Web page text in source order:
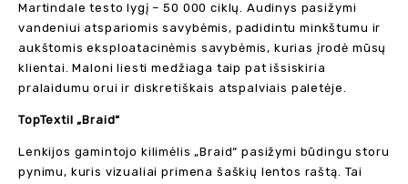
Martindale testo lygį – 50 000 ciklų. Audinys pasižymi
vandeniui atspariomis savybėmis, padidintu minkštumu ir
aukštomis eksploatacinėmis savybėmis, kurias įrodė mūsų
klientai. Maloni liesti medžiaga taip pat išsiskiria
pralaidumu orui ir diskretiškais atspalviais paletėje.
TopTextil „Braid“
Lenkijos gamintojo kilimėlis „Braid“ pasižymi būdingu storu
pynimu, kuris vizualiai primena šaškių lentos raštą. Tai